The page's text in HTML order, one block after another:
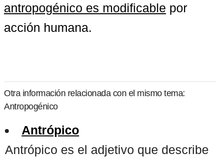
antropogénico es modificable por
acción humana.
Otra información relacionada con el mismo tema:
Antropogénico
Antrópico
Antrópico es el adjetivo que describe